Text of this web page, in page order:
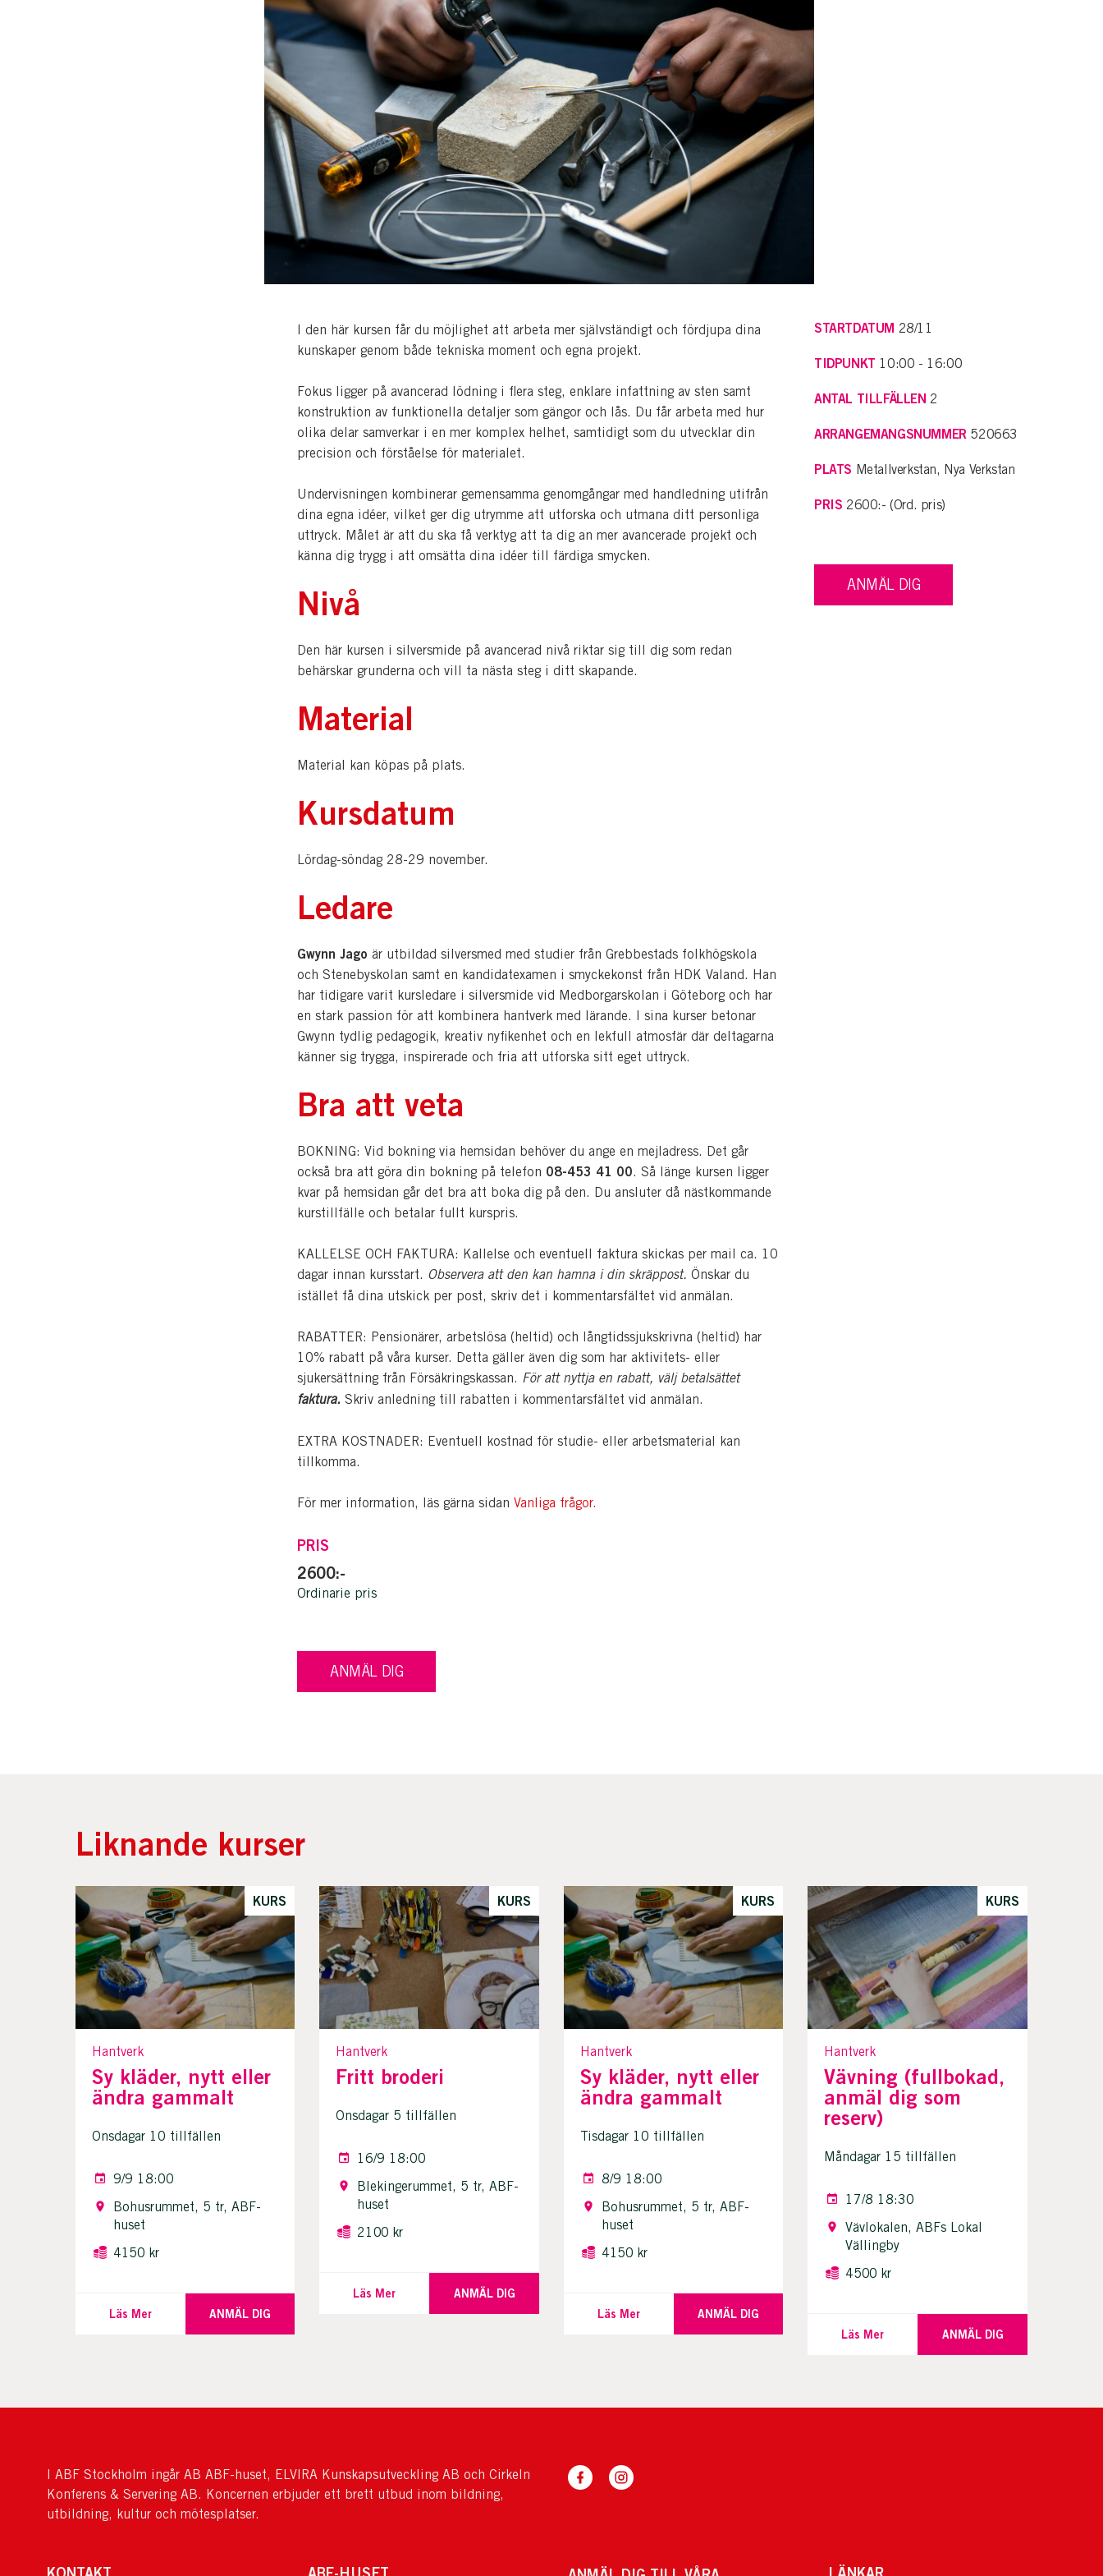
I den här kursen får du möjlighet att arbeta mer självständigt och fördjupa dina
kunskaper genom både tekniska moment och egna projekt.
Fokus ligger på avancerad lödning i flera steg, enklare infattning av sten samt
konstruktion av funktionella detaljer som gängor och lås. Du får arbeta med hur
olika delar samverkar i en mer komplex helhet, samtidigt som du utvecklar din
precision och förståelse för materialet.
Undervisningen kombinerar gemensamma genomgångar med handledning utifrån
dina egna idéer, vilket ger dig utrymme att utforska och utmana ditt personliga
uttryck. Målet är att du ska få verktyg att ta dig an mer avancerade projekt och
känna dig trygg i att omsätta dina idéer till färdiga smycken.
Nivå
Den här kursen i silversmide på avancerad nivå riktar sig till dig som redan
behärskar grunderna och vill ta nästa steg i ditt skapande.
Material
Material kan köpas på plats.
Kursdatum
Lördag-söndag 28-29 november.
Ledare
Gwynn Jago är utbildad silversmed med studier från Grebbestads folkhögskola
och Stenebyskolan samt en kandidatexamen i smyckekonst från HDK Valand. Han
har tidigare varit kursledare i silversmide vid Medborgarskolan i Göteborg och har
en stark passion för att kombinera hantverk med lärande. I sina kurser betonar
Gwynn tydlig pedagogik, kreativ nyfikenhet och en lekfull atmosfär där deltagarna
känner sig trygga, inspirerade och fria att utforska sitt eget uttryck.
Bra att veta
BOKNING: Vid bokning via hemsidan behöver du ange en mejladress. Det går
också bra att göra din bokning på telefon 08-453 41 00. Så länge kursen ligger
kvar på hemsidan går det bra att boka dig på den. Du ansluter då nästkommande
kurstillfälle och betalar fullt kurspris.
KALLELSE OCH FAKTURA: Kallelse och eventuell faktura skickas per mail ca. 10
dagar innan kursstart. Observera att den kan hamna i din skräppost. Önskar du
istället få dina utskick per post, skriv det i kommentarsfältet vid anmälan.
RABATTER: Pensionärer, arbetslösa (heltid) och långtidssjukskrivna (heltid) har
10% rabatt på våra kurser. Detta gäller även dig som har aktivitets- eller
sjukersättning från Försäkringskassan. För att nyttja en rabatt, välj betalsättet
faktura. Skriv anledning till rabatten i kommentarsfältet vid anmälan.
EXTRA KOSTNADER: Eventuell kostnad för studie- eller arbetsmaterial kan
tillkomma.
För mer information, läs gärna sidan Vanliga frågor.
PRIS
2600:-
Ordinarie pris
ANMÄL DIG
STARTDATUM 28/11
TIDPUNKT 10:00 - 16:00
ANTAL TILLFÄLLEN 2
ARRANGEMANGSNUMMER520663
PLATS Metallverkstan, Nya Verkstan
PRIS 2600:- (Ord. pris)
ANMÄL DIG
Liknande kurser
KURS
Hantverk
Sy kläder, nytt eller
ändra gammalt
Onsdagar 10 tillfällen
9/9 18:00
Bohusrummet, 5 tr, ABF-
huset
4150 kr
Läs Mer ANMÄL DIG
KURS
Hantverk
Fritt broderi
Onsdagar 5 tillfällen
16/9 18:00
Blekingerummet, 5 tr, ABF-
huset
2100 kr
Läs Mer ANMÄL DIG
KURS
Hantverk
Sy kläder, nytt eller
ändra gammalt
Tisdagar 10 tillfällen
8/9 18:00
Bohusrummet, 5 tr, ABF-
huset
4150 kr
Läs Mer ANMÄL DIG
KURS
Hantverk
Vävning (fullbokad,
anmäl dig som
reserv)
Måndagar 15 tillfällen
17/8 18:30
Vävlokalen, ABFs Lokal
Vällingby
4500 kr
Läs Mer ANMÄL DIG
I ABF Stockholm ingår AB ABF-huset, ELVIRA Kunskapsutveckling AB och Cirkeln
Konferens & Servering AB. Koncernen erbjuder ett brett utbud inom bildning,
utbildning, kultur och mötesplatser.